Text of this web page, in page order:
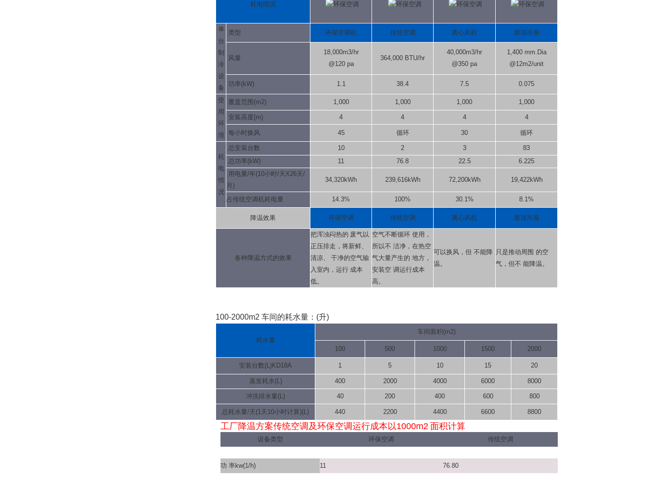
耗电情况
单
台
制
冷
设
备
类型 环保空调机 传统空调 离心风机 屋顶吊扇
风量
18,000m3/hr
@120 pa
364,000 BTU/hr
40,000m3/hr
@350 pa
1,400 mm.Dia
@12m2/unit
功率(kW) 1.1 38.4 7.5 0.075
使
用
环
境
覆盖范围(m2) 1,000 1,000 1,000 1,000
安装高度(m) 4 4 4 4
每小时换风 45 循环 30 循环
耗
电
情
况
总安装台数 10 2 3
83
总功率(kW)
11 76.8 22.5
6.225
用电量/年(10小时/天X26天/
月)
34,320kWh 239,616kWh 72,200kWh 19,422kWh
占传统空调机耗电量 14.3% 100% 30.1% 8.1%
降温效果 环保空调 传统空调 离心风机 屋顶吊扇
各种降温方式的效果
把浑浊闷热的 废气以
正压排走，将新鲜、
清凉、 干净的空气输
入室内，运行 成本
低。
空气不断循环 使用，
所以不 洁净，在热空
气大量产生的 地方，
安装空 调运行成本
高。
可以换风，但 不能降
温。
只是推动周围 的空
气，但不 能降温。
100-2000m2 车间的耗水量：(升)
耗水量
车间面积(m2)
100 500 1000 1500 2000
安装台数(L)KD18A 1 5 10 15 20
蒸发耗水(L) 400 2000 4000 6000 8000
冲洗排水量(L) 40 200 400 600 800
总耗水量/天(1天10小时计算)(L) 440 2200 4400 6600 8800
工厂降温方案传统空调及环保空调运行成本以1000m2 面积计算
设备类型 环保空调 传统空调
功 率kw(1/h) 11 76.80